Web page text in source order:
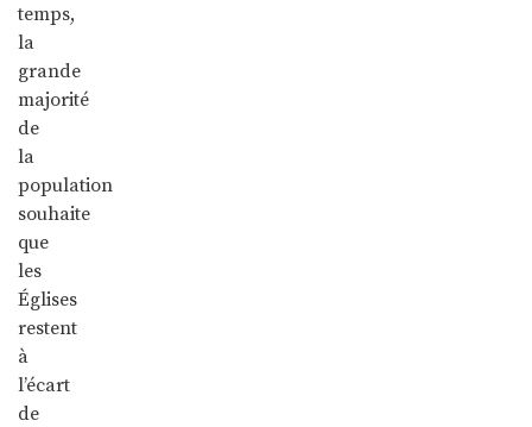
temps,
la
grande
majorité
de
la
population
souhaite
que
les
Églises
restent
à
l’écart
de